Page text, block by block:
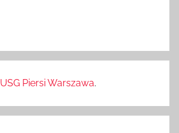
USG Piersi Warszawa.